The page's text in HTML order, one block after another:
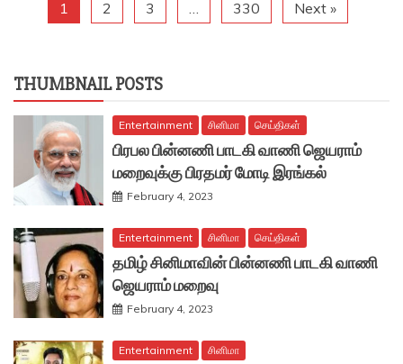
1 2 3 330 Next »
THUMBNAIL POSTS
Entertainment சினிமா செய்திகள்
பிரபல பின்னணி பாடகி வாணி ஜெயராம்
மறைவுக்கு பிரதமர் மோடி இரங்கல்
February 4, 2023
Entertainment சினிமா செய்திகள்
தமிழ் சினிமாவின் பின்னணி பாடகி வாணி
ஜெயராம் மறைவு
February 4, 2023
Entertainment சினிமா